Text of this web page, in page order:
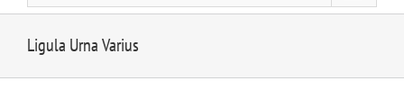
Ligula Urna Varius